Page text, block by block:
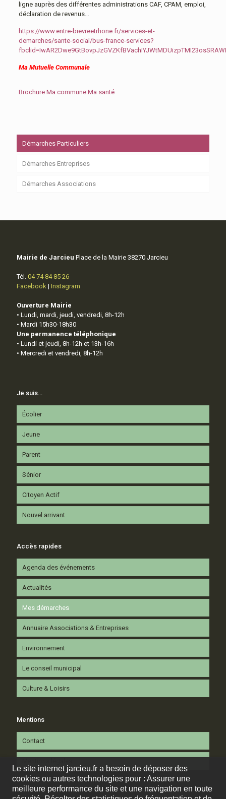
ligne auprès des différentes administrations CAF, CPAM, emploi,
déclaration de revenus…
https://www.entre-bievreetrhone.fr/services-et-
demarches/sante-social/bus-france-services?
Ma Mutuelle Communale
Brochure Ma commune Ma santé
Démarches Particuliers
Démarches Entreprises
Démarches Associations
Mairie de Jarcieu Place de la Mairie 38270 Jarcieu
Tél. 04 74 84 85 26
Facebook | Instagram
Ouverture Mairie
• Lundi, mardi, jeudi, vendredi, 8h-12h
• Mardi 15h30-18h30
Une permanence téléphonique
• Lundi et jeudi, 8h-12h et 13h-16h
• Mercredi et vendredi, 8h-12h
Je suis…
Écolier
Jeune
Parent
Sénior
Citoyen Actif
Nouvel arrivant
Accès rapides
Agenda des événements
Actualités
Mes démarches
Annuaire Associations & Entreprises
Environnement
Le conseil municipal
Culture & Loisirs
Mentions
Contact
Le site internet jarcieu.fr a besoin de déposer des
cookies ou autres technologies pour : Assurer une
meilleure performance du site et une navigation en toute